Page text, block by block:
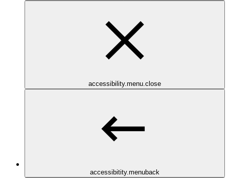
accessibility.menu.close
accessibitity.menuback